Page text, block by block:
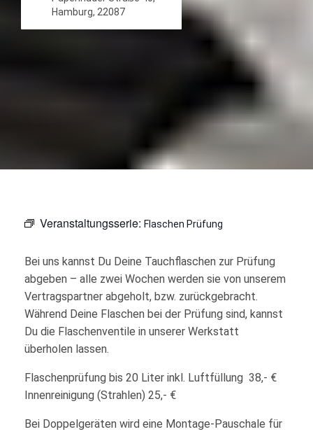
Hamburg, 22087
Veranstaltungsserie: Flaschen Prüfung
Bei uns kannst Du Deine Tauchflaschen zur Prüfung
abgeben – alle zwei Wochen werden sie von unserem
Vertragspartner abgeholt, bzw. zurückgebracht.
Während Deine Flaschen bei der Prüfung sind, kannst
Du die Flaschenventile in unserer Werkstatt
überholen lassen.
Flaschenprüfung bis 20 Liter inkl. Luftfüllung 38,- €
Innenreinigung (Strahlen) 25,- €
Bei Doppelgeräten wird eine Montage-Pauschale für